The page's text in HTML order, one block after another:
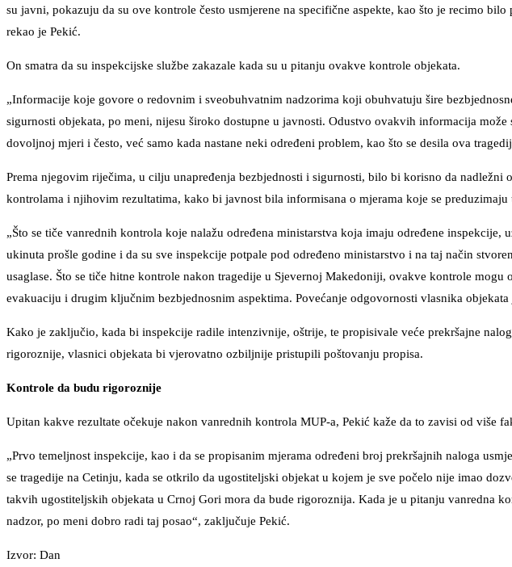
su javni, pokazuju da su ove kontrole često usmjerene na specifične aspekte, kao što je recimo
rekao je Pekić.
On smatra da su inspekcijske službe zakazale kada su u pitanju ovakve kontrole objekata.
„Informacije koje govore o redovnim i sveobuhvatnim nadzorima koji obuhvatuju šire
sigurnosti objekata, po meni, nijesu široko dostupne u javnosti. Odustvo ovakvih informacija
dovoljnoj mjeri i često, već samo kada nastane neki određeni problem, kao što se desila ova
Prema njegovim riječima, u cilju unapređenja bezbjednosti i sigurnosti, bilo bi korisno da nadležni
kontrolama i njihovim rezultatima, kako bi javnost bila informisana o mjerama koje se
„Što se tiče vanrednih kontrola koje nalažu određena ministarstva koja imaju određene inspekcije,
ukinuta prošle godine i da su sve inspekcije potpale pod određeno ministarstvo i na taj način
usaglase. Što se tiče hitne kontrole nakon tragedije u Sjevernoj Makedoniji, ovakve kontrole
evakuaciju i drugim ključnim bezbjednosnim aspektima. Povećanje odgovornosti vlasnika
Kako je zaključio, kada bi inspekcije radile intenzivnije, oštrije, te propisivale veće prekršajne
rigoroznije, vlasnici objekata bi vjerovatno ozbiljnije pristupili poštovanju propisa.
Kontrole da budu rigoroznije
Upitan kakve rezultate očekuje nakon vanrednih kontrola MUP-a, Pekić kaže da to zavisi od više
„Prvo temeljnost inspekcije, kao i da se propisanim mjerama određeni broj prekršajnih naloga
se tragedije na Cetinju, kada se otkrilo da ugostiteljski objekat u kojem je sve počelo nije imao
takvih ugostiteljskih objekata u Crnoj Gori mora da bude rigoroznija. Kada je u pitanju vanredna
nadzor, po meni dobro radi taj posao“, zaključuje Pekić.
Izvor: Dan